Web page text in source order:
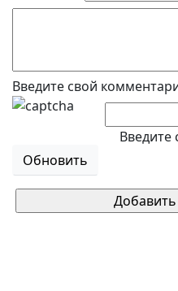
Введите свой
Обновить
Введите